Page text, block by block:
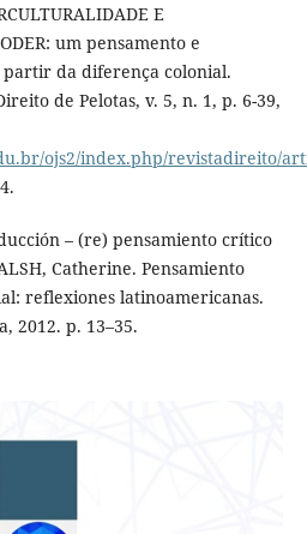
E
um pensamento e
da diferença colonial.
de Pelotas, v. 5, n. 1, p. 6-39,
ojs2/index.php/revistadireito/
– (re) pensamiento crítico
Catherine. Pensamiento
reflexiones latinoamericanas.
2012. p. 13–35.